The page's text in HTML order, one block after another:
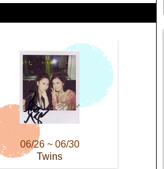
06/26 ~ 06/30
Twins